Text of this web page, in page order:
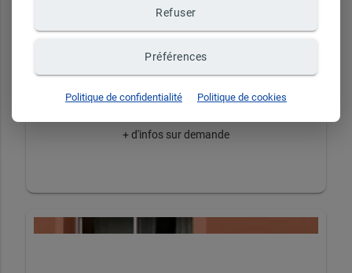
Serrure de défense
+ d'infos sur demande
Refuser
Préférences
Politique de confidentialité Politique de cookies